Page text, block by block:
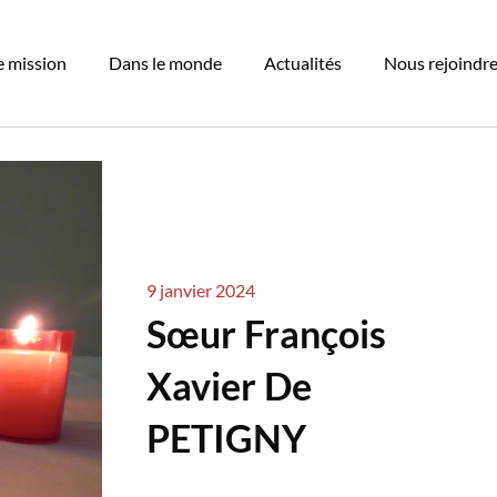
mission Dans le monde Actualités Nous rejoindre
9 janvier 2024
Sœur François
Xavier De
PETIGNY